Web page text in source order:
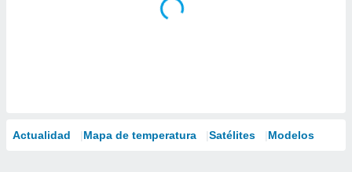
Actualidad Mapa de temperatura Satélites Modelos